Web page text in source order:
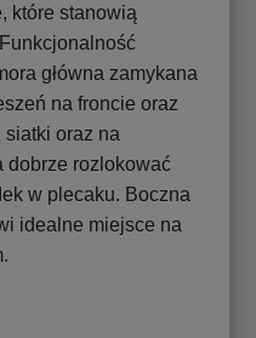
które stanowią
główna zamykana
na froncie oraz
oraz na
dobrze rozlokować
w plecaku. Boczna
idealne miejsce na